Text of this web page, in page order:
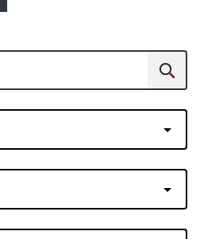
Suchen